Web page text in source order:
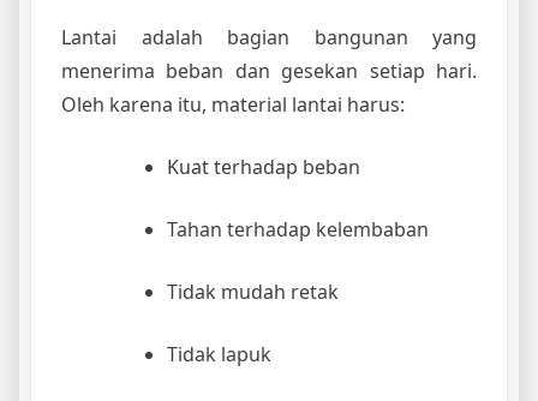
Lantai adalah bagian bangunan yang
menerima beban dan gesekan setiap hari.
Oleh karena itu, material lantai harus:
Kuat terhadap beban
Tahan terhadap kelembaban
Tidak mudah retak
Tidak lapuk